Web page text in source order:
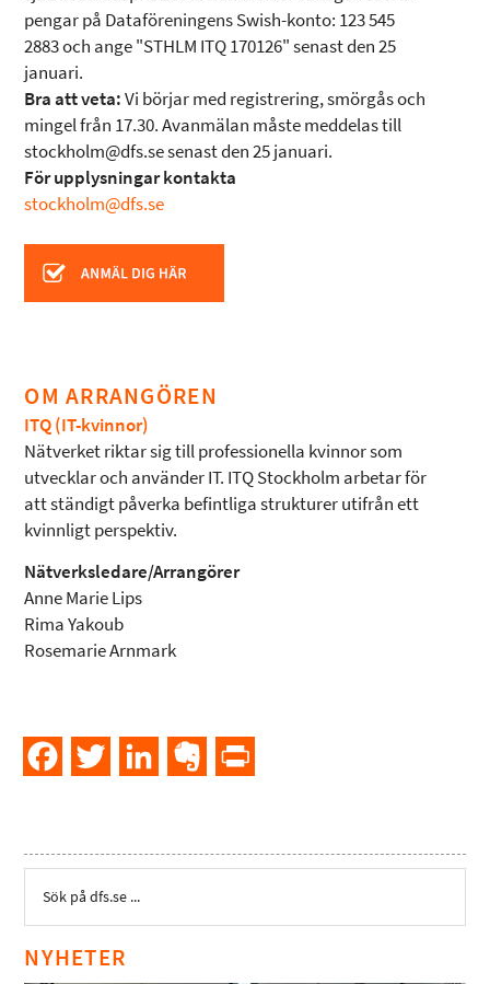
pengar på Dataföreningens Swish-konto: 123 545
2883 och ange "STHLM ITQ 170126" senast den 25
januari.
Bra att veta:Vi börjar med registrering, smörgås och
mingel från 17.30. Avanmälan måste meddelas till
stockholm@dfs.se senast den 25 januari.
För upplysningar kontakta
stockholm@dfs.se
OM ARRANGÖREN
ITQ (IT-kvinnor)
Nätverket riktar sig till professionella kvinnor som
utvecklar och använder IT. ITQ Stockholm arbetar för
att ständigt påverka befintliga strukturer utifrån ett
kvinnligt perspektiv.
Nätverksledare/Arrangörer
Anne Marie Lips
Rima Yakoub
Rosemarie Arnmark
FacebookTwitter LinkedInEvernote
NYHETER